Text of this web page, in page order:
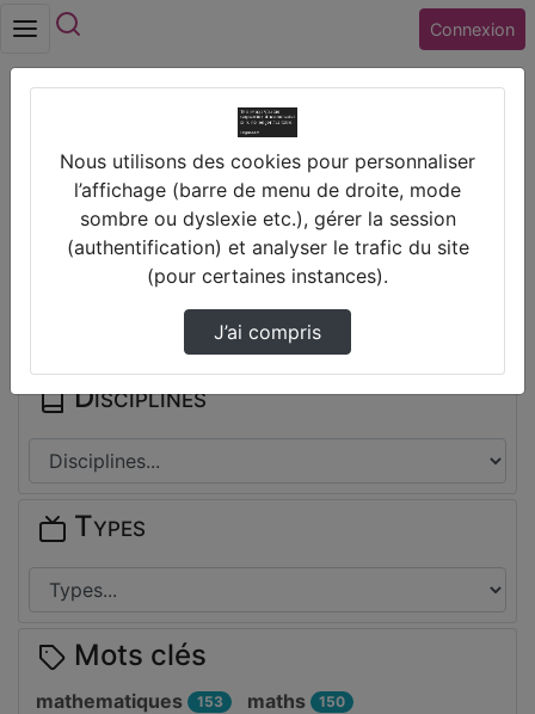
Connexion
Prendre des notes
Il n'y a pas de note disponible pour vous pour cette vidéo.
Connectez-vous pour en créer une nouvelle.
Disciplines
Types
Mots clés
mathematiques 153 maths 150
Nous utilisons des cookies pour personnaliser
l’affichage (barre de menu de droite, mode
sombre ou dyslexie etc.), gérer la session
(authentification) et analyser le trafic du site
(pour certaines instances).
J’ai compris